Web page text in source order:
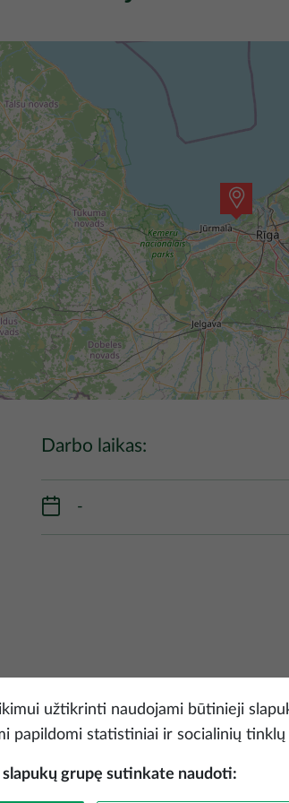
Darbo laikas:
-
užtikrinti naudojami būtinieji
papildomi statistiniai ir socialinių tinklų
grupę sutinkate naudoti: